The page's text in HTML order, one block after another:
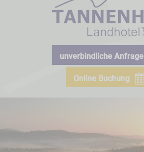
unverbindliche Anfrage
Online Buchung